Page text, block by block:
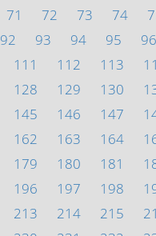
71 72 73 74
92 93 94 95 96
111 112 113
128 129 130
145 146 147
162 163 164
179 180 181
196 197 198
213 214 215